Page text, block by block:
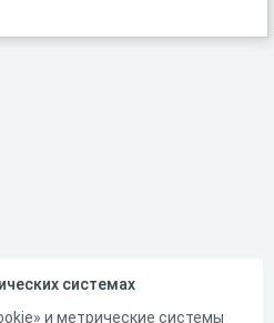
системах
и метрические системы